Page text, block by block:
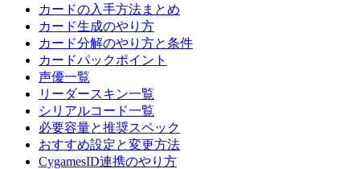
カードの入手方法まとめ
カード生成のやり方
カード分解のやり方と条件
カードパックポイント
声優一覧
リーダースキン一覧
シリアルコード一覧
必要容量と推奨スペック
おすすめ設定と変更方法
CygamesID連携のやり方